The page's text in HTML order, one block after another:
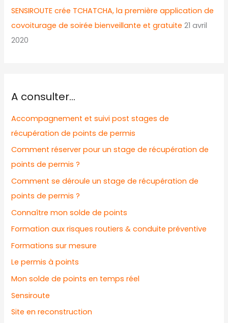
SENSIROUTE crée TCHATCHA, la première application de
covoiturage de soirée bienveillante et gratuite 21 avril
2020
A consulter…
Accompagnement et suivi post stages de
récupération de points de permis
Comment réserver pour un stage de récupération de
points de permis ?
Comment se déroule un stage de récupération de
points de permis ?
Connaître mon solde de points
Formation aux risques routiers & conduite préventive
Formations sur mesure
Le permis à points
Mon solde de points en temps réel
Sensiroute
Site en reconstruction